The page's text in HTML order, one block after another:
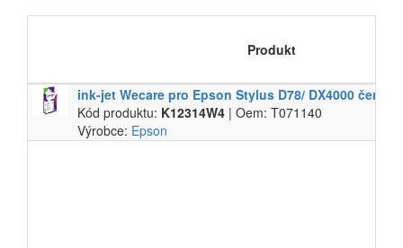
Produkt
ink-​jet Wecare pro Epson Stylus D78/​ DX4000
Kód produktu: K12314W4 | Oem: T071140
Výrobce: Epson